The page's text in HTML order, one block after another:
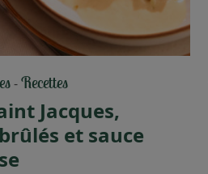
-Recettes
Jacques,
et sauce